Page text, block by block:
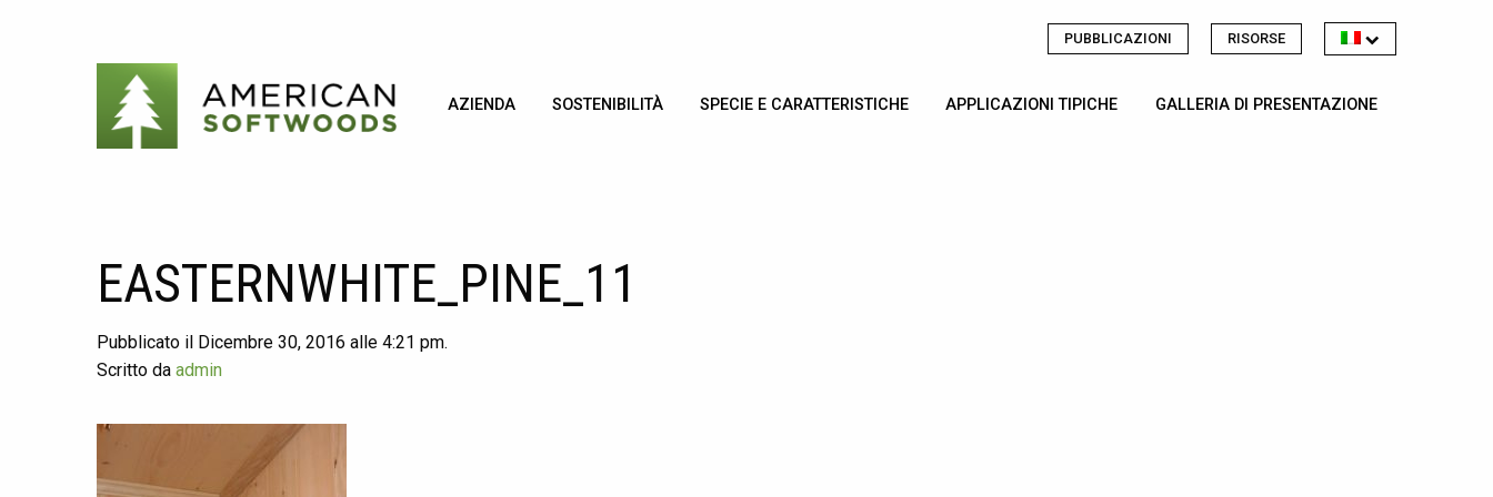
PUBBLICAZIONI RISORSE
AZIENDA SOSTENIBILITÀ SPECIE E CARATTERISTICHE APPLICAZIONI TIPICHE GALLERIA DI PRESENTAZIONE
EASTERNWHITE_PINE_11
Pubblicato il Dicembre 30, 2016 alle 4:21 pm.
Scritto da admin